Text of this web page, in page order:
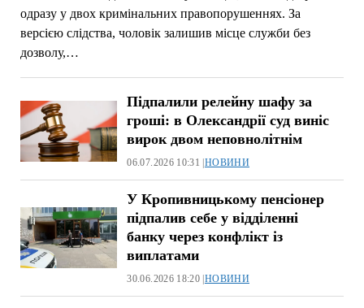
одразу у двох кримінальних правопорушеннях. За
версією слідства, чоловік залишив місце служби без
дозволу,…
Підпалили релейну шафу за
гроші: в Олександрії суд виніс
вирок двом неповнолітнім
06.07.2026 10:31 |НОВИНИ
У Кропивницькому пенсіонер
підпалив себе у відділенні
банку через конфлікт із
виплатами
30.06.2026 18:20 |НОВИНИ